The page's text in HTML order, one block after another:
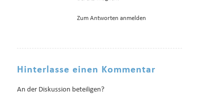
Zum Antworten anmelden
Hinterlasse einen Kommentar
An der Diskussion beteiligen?